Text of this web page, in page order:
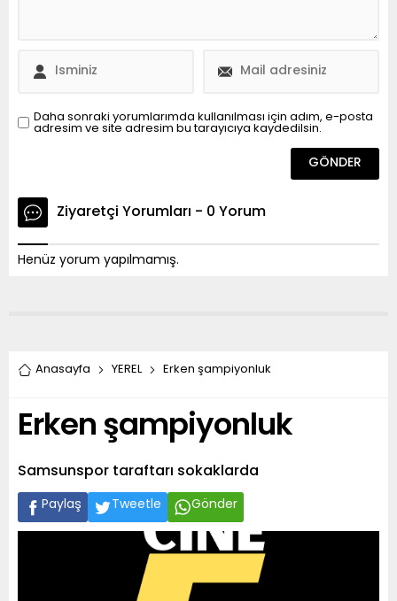
Daha sonraki yorumlarımda kullanılması için adım, e-posta
adresim ve site adresim bu tarayıcıya kaydedilsin.
Ziyaretçi Yorumları - 0 Yorum
Henüz yorum yapılmamış.
Anasayfa YEREL Erken şampiyonluk
Erken şampiyonluk
Samsunspor taraftarı sokaklarda
Paylaş Tweetle Gönder